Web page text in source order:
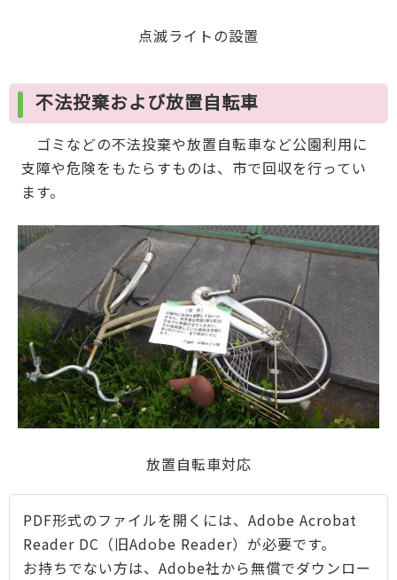
点滅ライトの設置
不法投棄および放置自転車
ゴミなどの不法投棄や放置自転車など公園利用に
支障や危険をもたらすものは、市で回収を行ってい
ます。
放置自転車対応
PDF形式のファイルを開くには、Adobe Acrobat
Reader DC（旧Adobe Reader）が必要です。
お持ちでない方は、Adobe社から無償でダウンロー